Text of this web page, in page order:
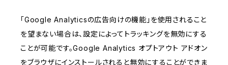
「Google Analyticsの広告向けの機能」を使用されること
を望まない場合は、設定によってトラッキングを無効にする
ことが可能です。Google Analytics オプトアウト アドオン
をブラウザにインストールされると無効にすることができま